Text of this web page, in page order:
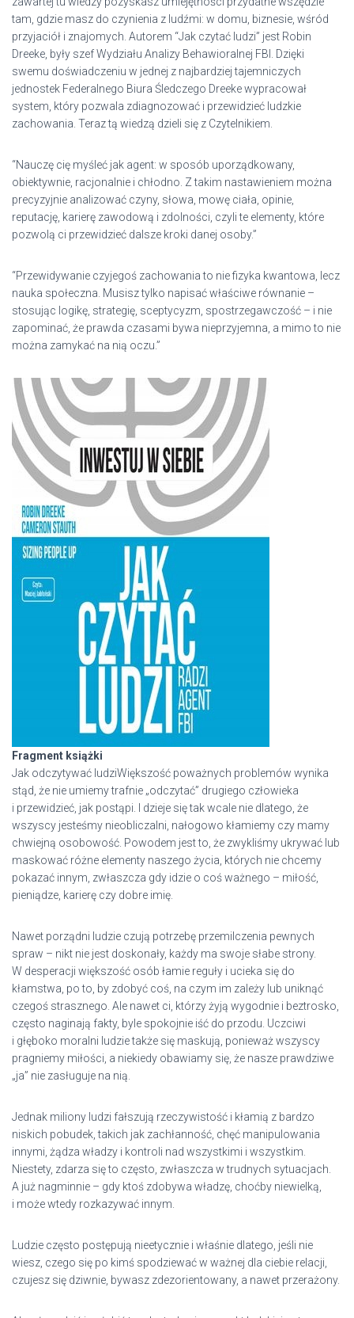
tam, gdzie masz do czynienia z ludźmi: w domu, biznesie, wśród
przyjaciół i znajomych. Autorem “Jak czytać ludzi” jest Robin
Dreeke, były szef Wydziału Analizy Behawioralnej FBI. Dzięki
swemu doświadczeniu w jednej z najbardziej tajemniczych
jednostek Federalnego Biura Śledczego Dreeke wypracował
system, który pozwala zdiagnozować i przewidzieć ludzkie
zachowania. Teraz tą wiedzą dzieli się z Czytelnikiem.
“Nauczę cię myśleć jak agent: w sposób uporządkowany,
obiektywnie, racjonalnie i chłodno. Z takim nastawieniem można
precyzyjnie analizować czyny, słowa, mowę ciała, opinie,
reputację, karierę zawodową i zdolności, czyli te elementy, które
pozwolą ci przewidzieć dalsze kroki danej osoby.”
“Przewidywanie czyjegoś zachowania to nie fizyka kwantowa, lecz
nauka społeczna. Musisz tylko napisać właściwe równanie –
stosując logikę, strategię, sceptycyzm, spostrzegawczość – i nie
zapominać, że prawda czasami bywa nieprzyjemna, a mimo to nie
można zamykać na nią oczu.”
Fragment książki
Jak odczytywać ludziWiększość poważnych problemów wynika
stąd, że nie umiemy trafnie „odczytać” drugiego człowieka
i przewidzieć, jak postąpi. I dzieje się tak wcale nie dlatego, że
wszyscy jesteśmy nieobliczalni, nałogowo kłamiemy czy mamy
chwiejną osobowość. Powodem jest to, że zwykliśmy ukrywać lub
maskować różne elementy naszego życia, których nie chcemy
pokazać innym, zwłaszcza gdy idzie o coś ważnego – miłość,
pieniądze, karierę czy dobre imię.
Nawet porządni ludzie czują potrzebę przemilczenia pewnych
spraw – nikt nie jest doskonały, każdy ma swoje słabe strony.
W desperacji większość osób łamie reguły i ucieka się do
kłamstwa, po to, by zdobyć coś, na czym im zależy lub uniknąć
czegoś strasznego. Ale nawet ci, którzy żyją wygodnie i beztrosko,
często naginają fakty, byle spokojnie iść do przodu. Uczciwi
i głęboko moralni ludzie także się maskują, ponieważ wszyscy
pragniemy miłości, a niekiedy obawiamy się, że nasze prawdziwe
„ja” nie zasługuje na nią.
Jednak miliony ludzi fałszują rzeczywistość i kłamią z bardzo
niskich pobudek, takich jak zachłanność, chęć manipulowania
innymi, żądza władzy i kontroli nad wszystkimi i wszystkim.
Niestety, zdarza się to często, zwłaszcza w trudnych sytuacjach.
A już nagminnie – gdy ktoś zdobywa władzę, choćby niewielką,
i może wtedy rozkazywać innym.
Ludzie często postępują nieetycznie i właśnie dlatego, jeśli nie
wiesz, czego się po kimś spodziewać w ważnej dla ciebie relacji,
czujesz się dziwnie, bywasz zdezorientowany, a nawet przerażony.